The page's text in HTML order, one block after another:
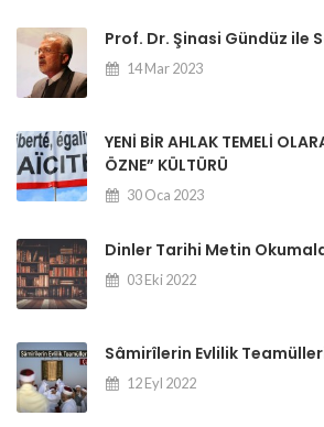
Prof. Dr. Şinasi Gündüz ile
14 Mar 2023
YENİ BİR AHLAK TEMELİ
ÖZNE” KÜLTÜRÜ
30 Oca 2023
Dinler Tarihi Metin
03 Eki 2022
Sâmirîlerin Evlilik
12 Eyl 2022